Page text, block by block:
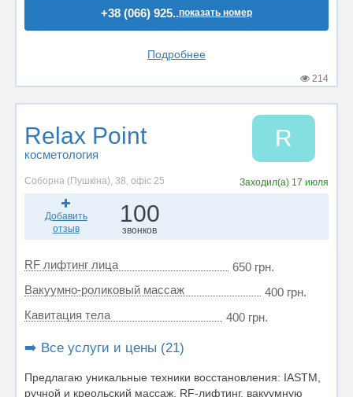
+38 (066) 925..показать номер
Подробнее
214
Relax Point
косметология
R
Соборна (Пушкіна), 38, офіс 25 Заходил(а) 17 июля
Добавить
отзыв
100
звонков
RF лифтинг лица
650 грн.
Вакуумно-роликовый массаж
400 грн.
Кавитация тела
400 грн.
➡️ Все услуги и цены (21)
Предлагаю уникальные техники восстановления: IASTM,
ручной и креольский массаж, RF-лифтинг, вакуумную